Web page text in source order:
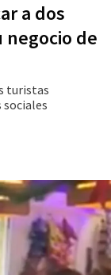
a dos
negocio de
turistas
sociales